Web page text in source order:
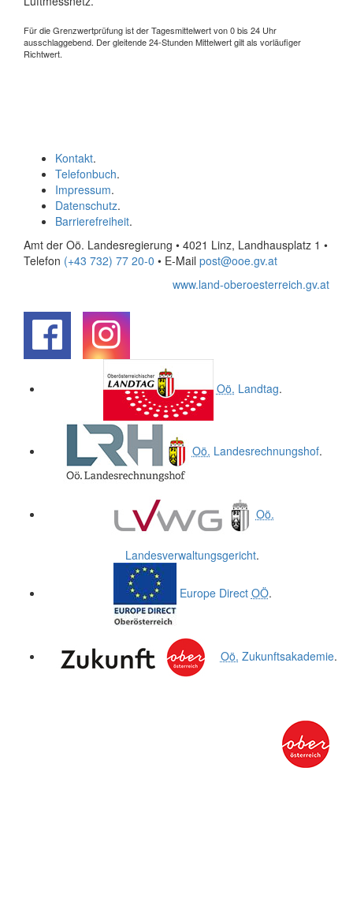
Für die Grenzwertprüfung ist der Tagesmittelwert von 0 bis 24 Uhr
ausschlaggebend. Der gleitende 24-Stunden Mittelwert gilt als vorläufiger
Richtwert.
Kontakt.
Telefonbuch.
Impressum.
Datenschutz.
Barrierefreiheit.
Amt der Oö. Landesregierung • 4021 Linz, Landhausplatz 1 •
Telefon (+43 732) 77 20-0 • E-Mail post@ooe.gv.at
www.land-oberoesterreich.gv.at
Oö. Landtag.
Oö. Landesrechnungshof.
Oö.
Landesverwaltungsgericht.
Europe Direct OÖ.
Oö. Zukunftsakademie.